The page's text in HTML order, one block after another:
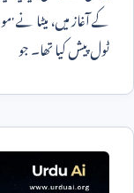
کے آغاز میں، میٹا
ٹول پیش کیا تھا۔ جو